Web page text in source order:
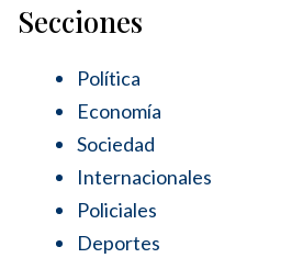
Secciones
Política
Economía
Sociedad
Internacionales
Policiales
Deportes